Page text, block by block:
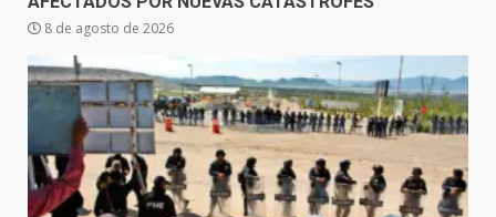
8 de agosto de 2026